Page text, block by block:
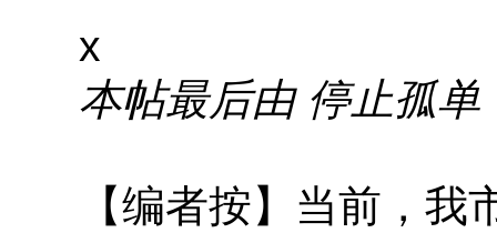
x
本帖最后由 停止孤
【编者按】当前，